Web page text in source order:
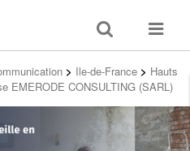
Toggle
search
Toggle
> Ile-de-France > Hauts
EMERODE CONSULTING (SARL)